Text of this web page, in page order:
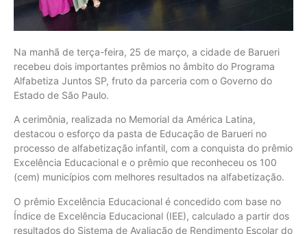
Na manhã de terça-feira, 25 de março, a cidade de Barueri
recebeu dois importantes prêmios no âmbito do Programa
Alfabetiza Juntos SP, fruto da parceria com o Governo do
Estado de São Paulo.
A cerimônia, realizada no Memorial da América Latina,
destacou o esforço da pasta de Educação de Barueri no
processo de alfabetização infantil, com a conquista do prêmio
Excelência Educacional e o prêmio que reconheceu os 100
(cem) municípios com melhores resultados na alfabetização.
O prêmio Excelência Educacional é concedido com base no
Índice de Excelência Educacional (IEE), calculado a partir dos
resultados do Sistema de Avaliação de Rendimento Escolar do